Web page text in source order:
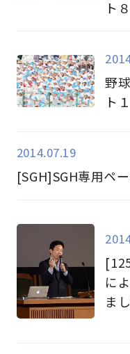
ト
野
ト
2014.07.19
[SGH]SGH専用ペ
に
ま